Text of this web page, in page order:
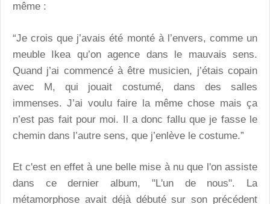
même :
“Je crois que j’avais été monté à l’envers, comme un
meuble Ikea qu’on agence dans le mauvais sens.
Quand j’ai commencé à être musicien, j’étais copain
avec M, qui jouait costumé, dans des salles
immenses. J’ai voulu faire la même chose mais ça
n’est pas fait pour moi. Il a donc fallu que je fasse le
chemin dans l’autre sens, que j’enlève le costume.”
Et c'est en effet à une belle mise à nu que l'on assiste
dans ce dernier album, "L'un de nous". La
métamorphose avait déjà débuté sur son précédent